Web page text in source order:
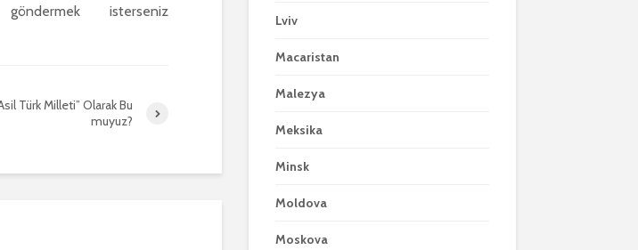
isterseniz
Türk Milleti” Olarak Bu
muyuz?
Lviv
Macaristan
Malezya
Meksika
Minsk
Moldova
Moskova